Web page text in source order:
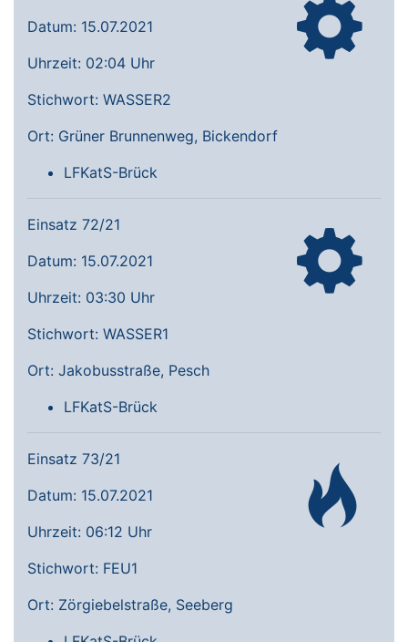
Datum: 15.07.2021
Uhrzeit: 02:04 Uhr
Stichwort: WASSER2
Ort: Grüner Brunnenweg, Bickendorf
LFKatS-Brück
Einsatz 72/21
Datum: 15.07.2021
Uhrzeit: 03:30 Uhr
Stichwort: WASSER1
Ort: Jakobusstraße, Pesch
LFKatS-Brück
Einsatz 73/21
Datum: 15.07.2021
Uhrzeit: 06:12 Uhr
Stichwort: FEU1
Ort: Zörgiebelstraße, Seeberg